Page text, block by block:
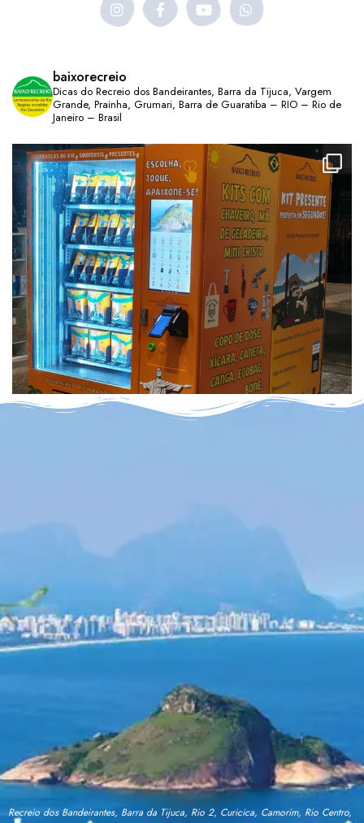
baixorecreio
Dicas do Recreio dos Bandeirantes, Barra da Tijuca, Vargem
Grande, Prainha, Grumari, Barra de Guaratiba – RIO – Rio de
Janeiro – Brasil
Recreio dos Bandeirantes, Barra da Tijuca, Rio 2, Curicica, Camorim, Rio Centro,